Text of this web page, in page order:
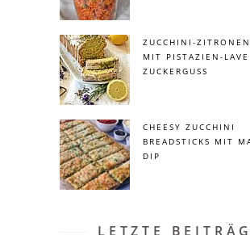
ZUCCHINI-
MIT PISTAZIEN-
ZUCKERGUSS
CHEESY ZUCCHINI
BREADSTICKS MIT
DIP
LETZTE